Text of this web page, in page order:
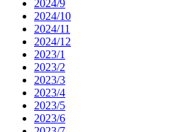
2024/9
2024/10
2024/11
2024/12
2023/1
2023/2
2023/3
2023/4
2023/5
2023/6